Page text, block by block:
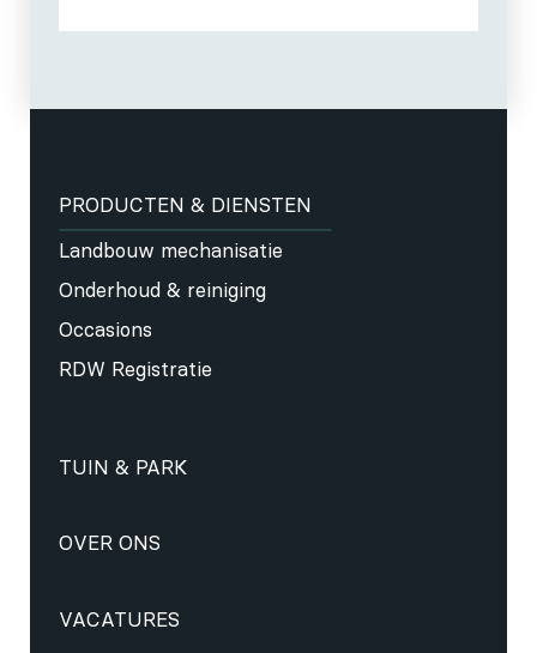
PRODUCTEN & DIENSTEN
Landbouw mechanisatie
Onderhoud & reiniging
Occasions
RDW Registratie
TUIN & PARK
OVER ONS
VACATURES